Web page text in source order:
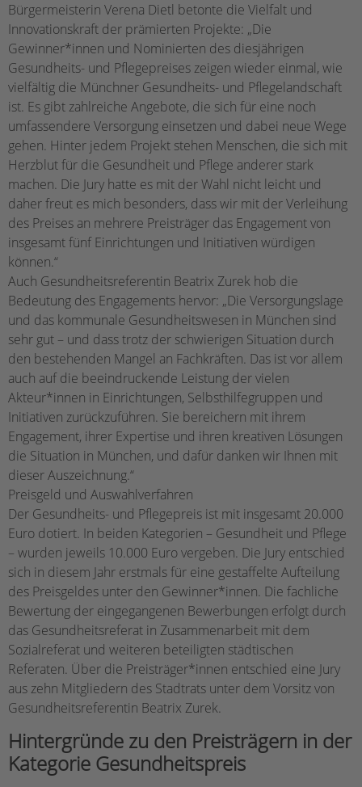
Bürgermeisterin Verena Dietl betonte die Vielfalt und
Innovationskraft der prämierten Projekte: „Die
Gewinner*innen und Nominierten des diesjährigen
Gesundheits- und Pflegepreises zeigen wieder einmal, wie
vielfältig die Münchner Gesundheits- und Pflegelandschaft
ist. Es gibt zahlreiche Angebote, die sich für eine noch
umfassendere Versorgung einsetzen und dabei neue Wege
gehen. Hinter jedem Projekt stehen Menschen, die sich mit
Herzblut für die Gesundheit und Pflege anderer stark
machen. Die Jury hatte es mit der Wahl nicht leicht und
daher freut es mich besonders, dass wir mit der Verleihung
des Preises an mehrere Preisträger das Engagement von
insgesamt fünf Einrichtungen und Initiativen würdigen
können.“
Auch Gesundheitsreferentin Beatrix Zurek hob die
Bedeutung des Engagements hervor: „Die Versorgungslage
und das kommunale Gesundheitswesen in München sind
sehr gut – und dass trotz der schwierigen Situation durch
den bestehenden Mangel an Fachkräften. Das ist vor allem
auch auf die beeindruckende Leistung der vielen
Akteur*innen in Einrichtungen, Selbsthilfegruppen und
Initiativen zurückzuführen. Sie bereichern mit ihrem
Engagement, ihrer Expertise und ihren kreativen Lösungen
die Situation in München, und dafür danken wir Ihnen mit
dieser Auszeichnung.“
Preisgeld und Auswahlverfahren
Der Gesundheits- und Pflegepreis ist mit insgesamt 20.000
Euro dotiert. In beiden Kategorien – Gesundheit und Pflege
– wurden jeweils 10.000 Euro vergeben. Die Jury entschied
sich in diesem Jahr erstmals für eine gestaffelte Aufteilung
des Preisgeldes unter den Gewinner*innen. Die fachliche
Bewertung der eingegangenen Bewerbungen erfolgt durch
das Gesundheitsreferat in Zusammenarbeit mit dem
Sozialreferat und weiteren beteiligten städtischen
Referaten. Über die Preisträger*innen entschied eine Jury
aus zehn Mitgliedern des Stadtrats unter dem Vorsitz von
Gesundheitsreferentin Beatrix Zurek.
Hintergründe zu den Preisträgern in der
Kategorie Gesundheitspreis